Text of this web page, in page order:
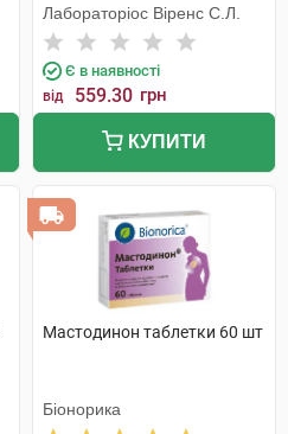
Лабораторіос Віренс С.Л.
Є в наявності
від 559.30 грн
КУПИТИ
Мастодинон таблетки 60 шт
Біонорика